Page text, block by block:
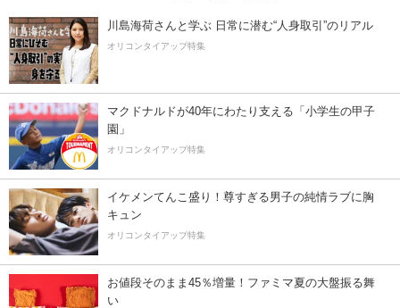
川島海荷さんと学ぶ 日常に潜む“人身取引”のリアル
オリコンタイアップ特集
マクドナルドが40年にわたり支える「小学生の甲子
園」
オリコンタイアップ特集
イケメンてんこ盛り！尊すぎる男子の純情ラブに胸
キュン
オリコンタイアップ特集
お値段そのまま45％増量！ファミマ夏の大盤振る舞
い